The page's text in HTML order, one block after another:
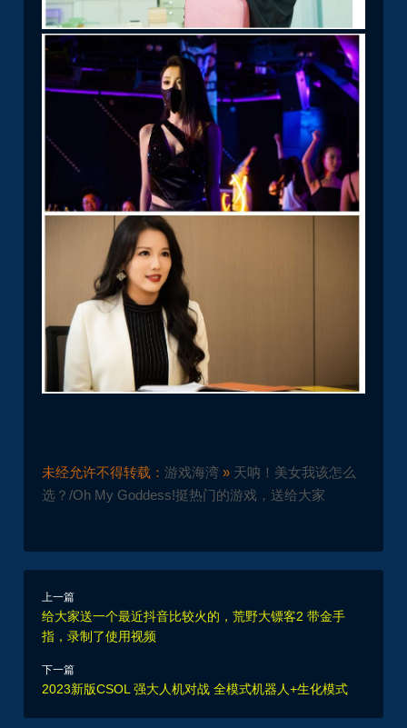
未经允许不得转载：游戏海湾 » 天呐！美女我该怎么
选？/Oh My Goddess!挺热门的游戏，送给大家
上一篇
给大家送一个最近抖音比较火的，荒野大镖客2 带金手
指，录制了使用视频
下一篇
2023新版CSOL 强大人机对战 全模式机器人+生化模式